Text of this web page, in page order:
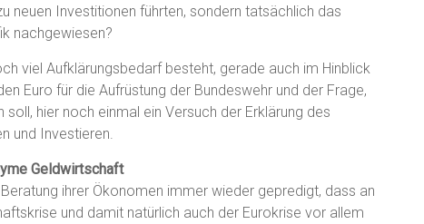
neuen Investitionen führten, sondern tatsächlich das
nachgewiesen?
viel Aufklärungsbedarf besteht, gerade auch im Hinblick
Euro für die Aufrüstung der Bundeswehr und der Frage,
hier noch einmal ein Versuch der Erklärung des
und Investieren.
Geldwirtschaft
ihrer Ökonomen immer wieder gepredigt, dass an
und damit natürlich auch der Eurokrise vor allem